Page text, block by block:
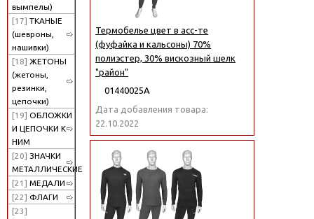
вымпелы)
[17] ТКАНЫЕ
(шевроны,
нашивки)
[18] ЖЕТОНЫ
(жетоны,
резинки,
цепочки)
[19] ОБЛОЖКИ
И ЦЕПОЧКИ К
НИМ
[20] ЗНАЧКИ
МЕТАЛЛИЧЕСКИЕ
[21] МЕДАЛИ
[22] ФЛАГИ
[23]
Термобелье цвет в асс-те
(фуфайка и кальсоны) 70%
полиэстер, 30% вискозный шелк
"район"
01440025А
Дата добавления товара:
22.10.2022